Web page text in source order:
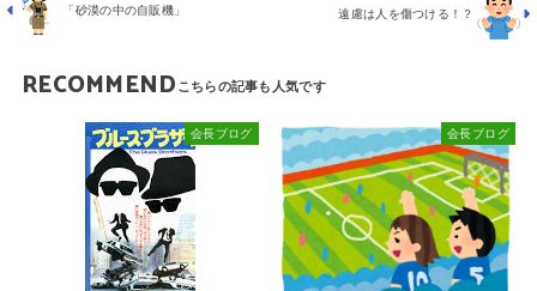
遠慮は人を傷つける！？
「砂漠の中の自販機」
RECOMMEND
会長ブログ 会長ブログ